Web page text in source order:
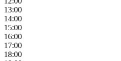
13:00
14:00
15:00
16:00
17:00
18:00